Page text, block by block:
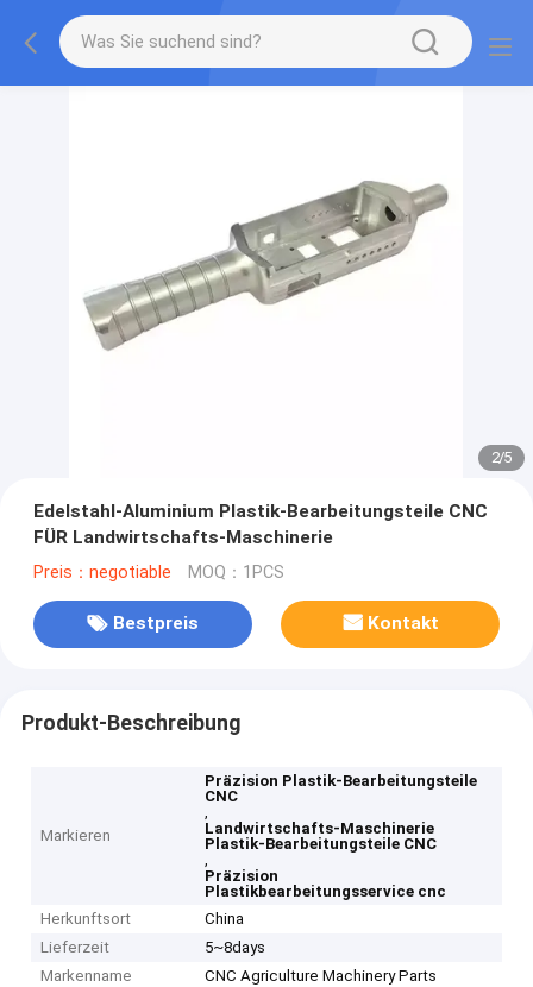
2/5
Edelstahl-Aluminium Plastik-Bearbeitungsteile CNC
FÜR Landwirtschafts-Maschinerie
Preis：negotiable MOQ：1PCS
Bestpreis Kontakt
Produkt-Beschreibung
Markieren
Präzision Plastik-Bearbeitungsteile
CNC
,
Landwirtschafts-Maschinerie
Plastik-Bearbeitungsteile CNC
,
Präzision
Plastikbearbeitungsservice cnc
Herkunftsort
China
Lieferzeit
5~8days
Markenname
CNC Agriculture Machinery Parts